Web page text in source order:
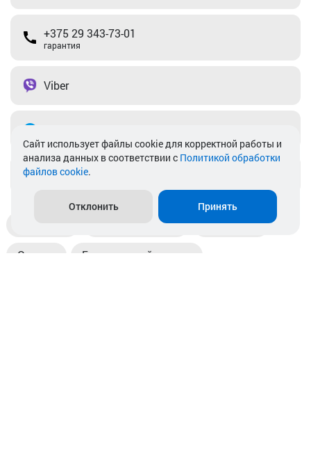
+375 29 343-73-01
гарантия
Viber
info@akkamulik.by
Пункты выдачи Магазины
Оплата Безналичный расчет
Cайт использует файлы cookie для корректной работы и
анализа данных в соответствии с Политикой обработки
файлов cookie.
Отклонить Принять